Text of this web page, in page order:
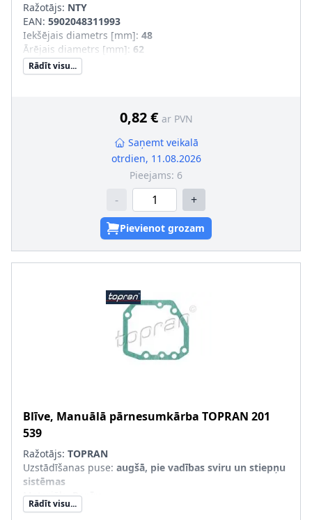
Ražotājs: NTY
EAN: 5902048311993
Iekšējais diametrs [mm]: 48
Ārējais diametrs [mm]: 62
Rādīt visu...
0,82 € ar PVN
Saņemt veikalā
otrdien, 11.08.2026
Pieejams: 6
- +
Pievienot grozam
Blīve, Manuālā pārnesumkārba TOPRAN 201
539
Ražotājs: TOPRAN
Uzstādīšanas puse: augšā, pie vadības sviru un stiepņu
sistēmas
Materiāls:Papīrs
Rādīt visu...